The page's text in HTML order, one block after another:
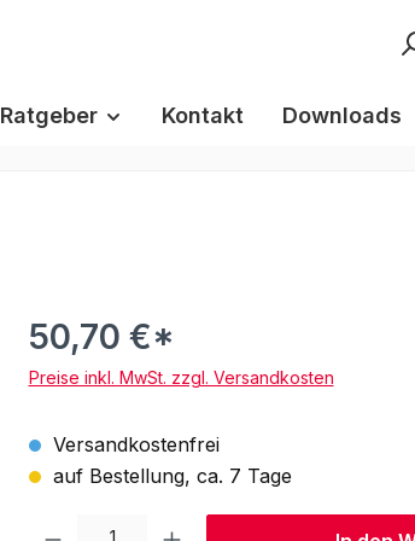
Ratgeber Kontakt Downloads
50,70 €*
Preise inkl. MwSt. zzgl. Versandkosten
Versandkostenfrei
auf Bestellung, ca. 7 Tage
Produkt Anzahl: Gib den gewünschten Wert